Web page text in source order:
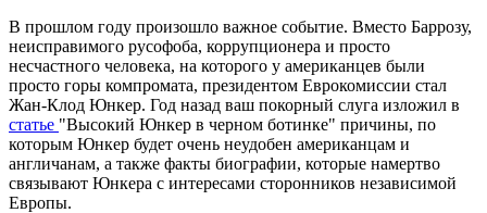
В прошлом году произошло важное событие. Вместо Баррозу,
неисправимого русофоба, коррупционера и просто
несчастного человека, на которого у американцев были
просто горы компромата, президентом Еврокомиссии стал
Жан-Клод Юнкер. Год назад ваш покорный слуга изложил в
статье "Высокий Юнкер в черном ботинке" причины, по
которым Юнкер будет очень неудобен американцам и
англичанам, а также факты биографии, которые намертво
связывают Юнкера с интересами сторонников независимой
Европы.